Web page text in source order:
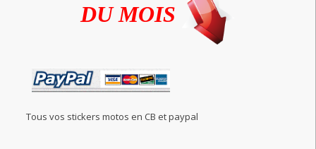
DU MOIS
Tous vos stickers motos en CB et paypal